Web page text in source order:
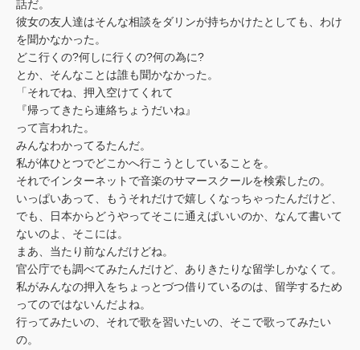
話だ。
彼女の友人達はそんな相談をダリンが持ちかけたとしても、わけ
を聞かなかった。
どこ行くの?何しに行くの?何の為に?
とか、そんなことは誰も聞かなかった。
「それでね、押入空けてくれて
『帰ってきたら連絡ちょうだいね』
って言われた。
みんなわかってるたんだ。
私が体ひとつでどこかへ行こうとしていることを。
それでインターネットで音楽のサマースクールを検索したの。
いっぱいあって、もうそれだけで嬉しくなっちゃったんだけど、
でも、日本からどうやってそこに通えぱいいのか、なんて書いて
ないのよ、そこには。
まあ、当たり前なんだけどね。
官公庁でも調べてみたんだけど、ありきたりな留学しかなくて。
私がみんなの押入をちょっとづつ借りているのは、留学するため
ってのではないんだよね。
行ってみたいの、それで歌を習いたいの、そこで歌ってみたい
の。